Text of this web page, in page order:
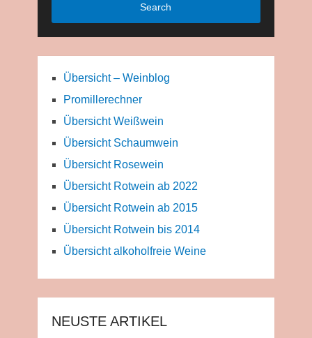
Search
Übersicht – Weinblog
Promillerechner
Übersicht Weißwein
Übersicht Schaumwein
Übersicht Rosewein
Übersicht Rotwein ab 2022
Übersicht Rotwein ab 2015
Übersicht Rotwein bis 2014
Übersicht alkoholfreie Weine
NEUSTE ARTIKEL